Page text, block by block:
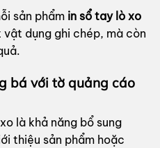
sản phẩm in sổ tay lò xo
vật dụng ghi chép, mà còn
bá với tờ quảng cáo
là khả năng bổ sung
thiệu sản phẩm hoặc